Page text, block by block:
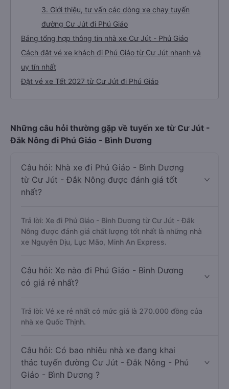
3. Giới thiệu, tư vấn các dòng xe chạy tuyến
đường Cư Jút đi Phú Giáo
Bảng tổng hợp thông tin nhà xe Cư Jút - Phú Giáo
Cách đặt vé xe khách đi Phú Giáo từ Cư Jút nhanh và
uy tín nhất
Đặt vé xe Tết 2027 từ Cư Jút đi Phú Giáo
Những câu hỏi thường gặp về tuyến xe từ Cư Jút -
Đắk Nông đi Phú Giáo - Bình Dương
Câu hỏi: Nhà xe đi Phú Giáo - Bình Dương
từ Cư Jút - Đắk Nông được đánh giá tốt
nhất?
Trả lời: Xe đi Phú Giáo - Bình Dương từ Cư Jút - Đắk
Nông được đánh giá chất lượng tốt nhất là những nhà
xe Nguyên Dịu, Lục Mão, Minh An Express.
Câu hỏi: Xe nào đi Phú Giáo - Bình Dương
có giá rẻ nhất?
Trả lời: Vé xe rẻ nhất có mức giá là 270.000 đồng của
nhà xe Quốc Thịnh.
Câu hỏi: Có bao nhiêu nhà xe đang khai
thác tuyến đường Cư Jút - Đắk Nông - Phú
Giáo - Bình Dương ?